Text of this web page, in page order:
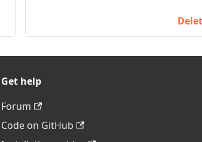
Get help
Forum
Code on GitHub